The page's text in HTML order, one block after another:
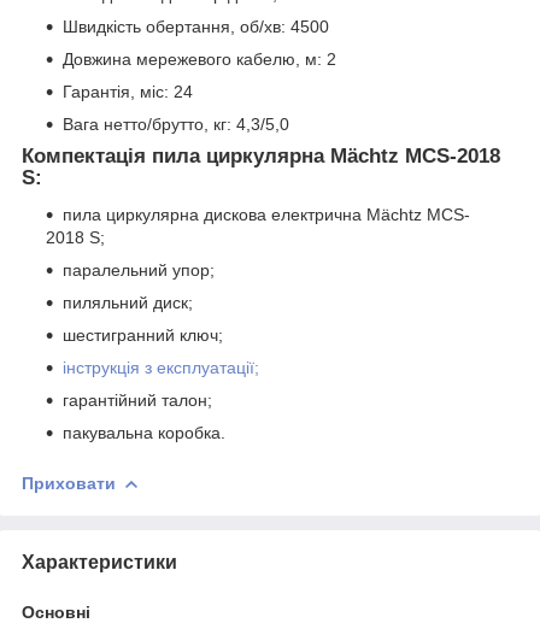
Швидкість обертання, об/хв: 4500
Довжина мережевого кабелю, м: 2
Гарантія, міс: 24
Вага нетто/брутто, кг: 4,3/5,0
Компектація пила циркулярна Mächtz MCS‑2018
S:
пила циркулярна дискова електрична Mächtz MCS-
2018 S;
паралельний упор;
пиляльний диск;
шестигранний ключ;
інструкція з експлуатації;
гарантійний талон;
пакувальна коробка.
Приховати
Характеристики
Основні